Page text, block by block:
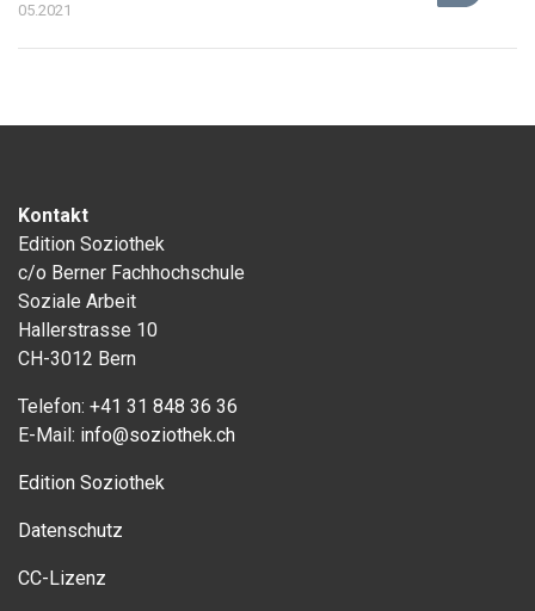
05.2021
Kontakt
Edition Soziothek
c/o Berner Fachhochschule
Soziale Arbeit
Hallerstrasse 10
CH-3012 Bern
Telefon: +41 31 848 36 36
E-Mail: info@soziothek.ch
Edition Soziothek
Datenschutz
CC-Lizenz